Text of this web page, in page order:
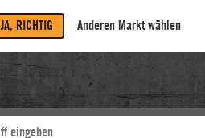
JA, RICHTIG Anderen Markt wählen